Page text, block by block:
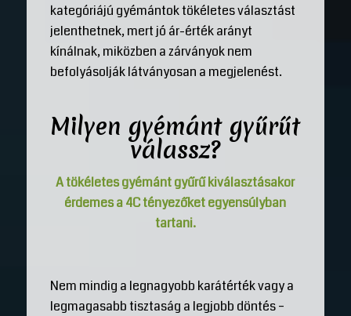
kategóriájú gyémántok tökéletes választást
jelenthetnek, mert jó ár-érték arányt
kínálnak, miközben a zárványok nem
befolyásolják látványosan a megjelenést.
Milyen gyémánt gyűrűt
válassz?
A tökéletes gyémánt gyűrű kiválasztásakor
érdemes a 4C tényezőket egyensúlyban
tartani.
Nem mindig a legnagyobb karátérték vagy a
legmagasabb tisztaság a legjobb döntés –